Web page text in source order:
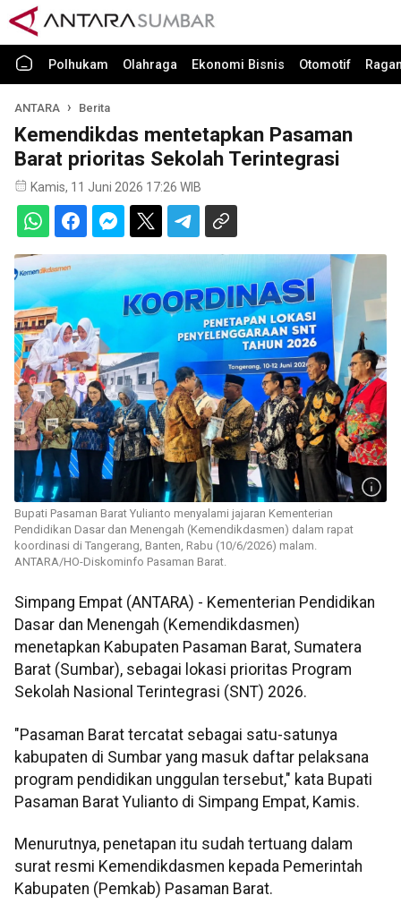
Polhukam Olahraga Ekonomi Bisnis Otomotif
ANTARA Berita
Kemendikdas mentetapkan Pasaman
Barat prioritas Sekolah Terintegrasi
Kamis, 11 Juni 2026 17:26 WIB
Bupati Pasaman Barat Yulianto menyalami jajaran Kementerian
Pendidikan Dasar dan Menengah (Kemendikdasmen) dalam rapat
koordinasi di Tangerang, Banten, Rabu (10/6/2026) malam.
ANTARA/HO-Diskominfo Pasaman Barat.
Simpang Empat (ANTARA) - Kementerian Pendidikan
Dasar dan Menengah (Kemendikdasmen)
menetapkan Kabupaten Pasaman Barat, Sumatera
Barat (Sumbar), sebagai lokasi prioritas Program
Sekolah Nasional Terintegrasi (SNT) 2026.
"Pasaman Barat tercatat sebagai satu-satunya
kabupaten di Sumbar yang masuk daftar pelaksana
program pendidikan unggulan tersebut," kata Bupati
Pasaman Barat Yulianto di Simpang Empat, Kamis.
Menurutnya, penetapan itu sudah tertuang dalam
surat resmi Kemendikdasmen kepada Pemerintah
Kabupaten (Pemkab) Pasaman Barat.